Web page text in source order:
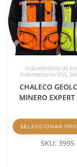
Indumentaria de
Indumentaria Vial,
CHALECO
MINERO EXPERT
SELECCIONAR
SKU: 3995